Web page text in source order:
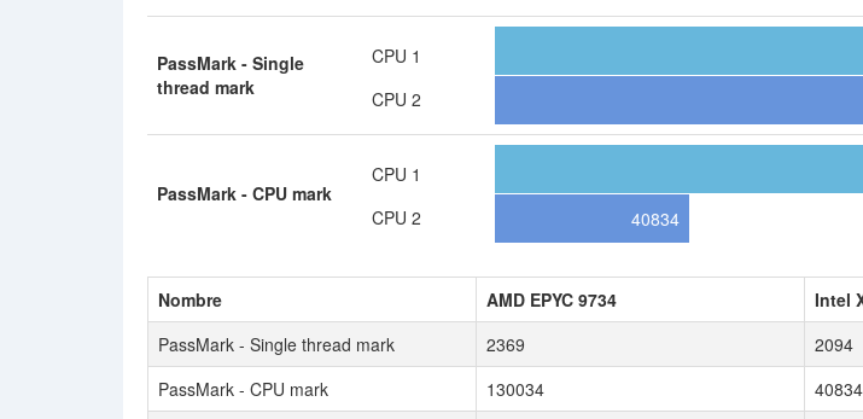
PassMark - Single
thread mark
CPU 1
CPU 2
PassMark - CPU mark
CPU 1
CPU 2
40834
Nombre AMD EPYC 9734
Intel
PassMark - Single thread mark
2369
2094
PassMark - CPU mark
130034
40834